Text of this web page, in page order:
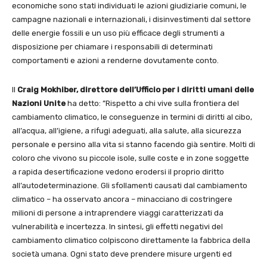
economiche sono stati individuati le azioni giudiziarie comuni, le
campagne nazionali e internazionali, i disinvestimenti dal settore
delle energie fossili e un uso più efficace degli strumenti a
disposizione per chiamare i responsabili di determinati
comportamenti e azioni a renderne dovutamente conto.
Il Craig Mokhiber, direttore dell’Ufficio per i diritti umani delle
Nazioni Unite ha detto: ”Rispetto a chi vive sulla frontiera del
cambiamento climatico, le conseguenze in termini di diritti al cibo,
all’acqua, all’igiene, a rifugi adeguati, alla salute, alla sicurezza
personale e persino alla vita si stanno facendo già sentire. Molti di
coloro che vivono su piccole isole, sulle coste e in zone soggette
a rapida desertificazione vedono erodersi il proprio diritto
all’autodeterminazione. Gli sfollamenti causati dal cambiamento
climatico – ha osservato ancora – minacciano di costringere
milioni di persone a intraprendere viaggi caratterizzati da
vulnerabilità e incertezza. In sintesi, gli effetti negativi del
cambiamento climatico colpiscono direttamente la fabbrica della
società umana. Ogni stato deve prendere misure urgenti ed